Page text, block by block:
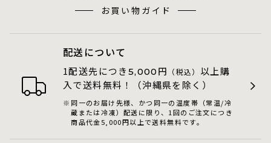
お買い物ガイド
配送について
1配送先につき 5,000 円 （税込） 以上購
入で送料無料！（沖縄県を除く）
同一のお届け先様、かつ同一の温度帯（常温/冷
蔵または冷凍）配送に限り、1回のご注文につき
商品代金5,000円以上で送料無料です。